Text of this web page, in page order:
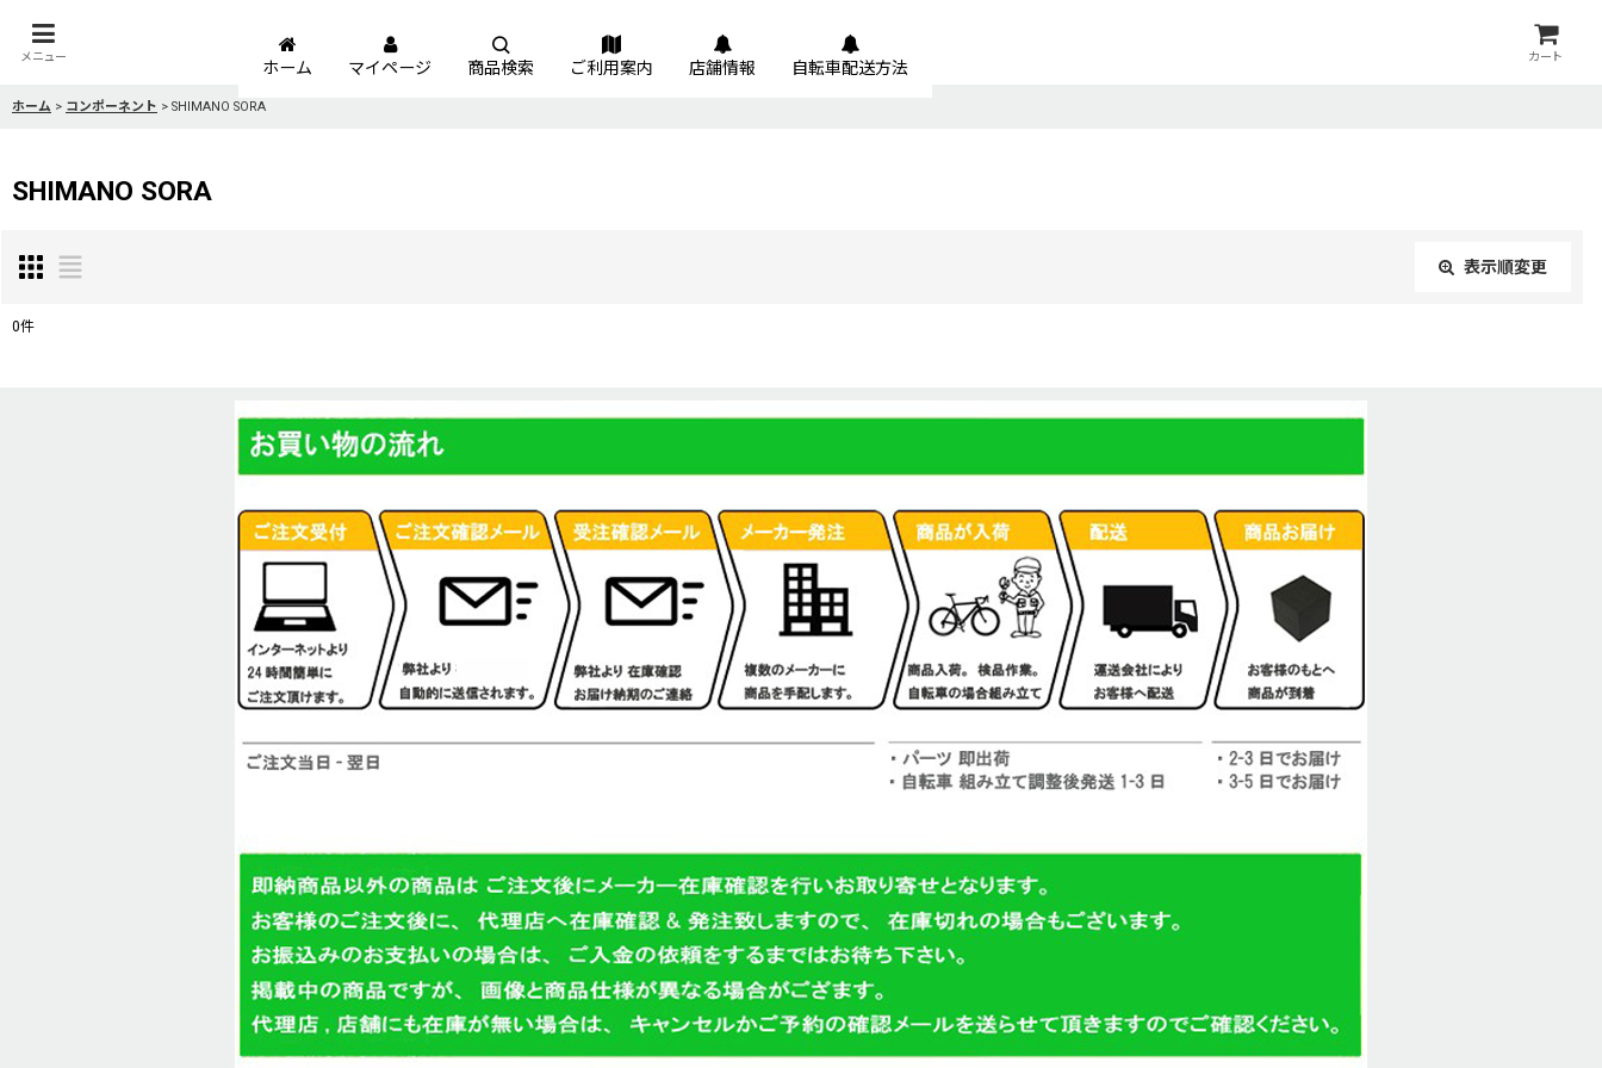
メニュー カート
ホーム マイページ 商品検索 ご利用案内 店舗情報 自転車配送方法
ホーム > コンポーネント > SHIMANO SORA
SHIMANO SORA
表示順変更
絞り込む
0件